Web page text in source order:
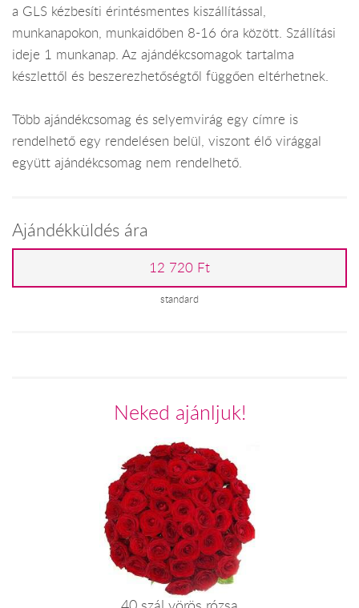
a GLS kézbesíti érintésmentes kiszállítással,
munkanapokon, munkaidőben 8-16 óra között. Szállítási
ideje 1 munkanap. Az ajándékcsomagok tartalma
készlettől és beszerezhetőségtől függően eltérhetnek.
Több ajándékcsomag és selyemvirág egy címre is
rendelhető egy rendelésen belül, viszont élő virággal
együtt ajándékcsomag nem rendelhető.
Ajándékküldés ára
12 720 Ft
standard
Neked ajánljuk!